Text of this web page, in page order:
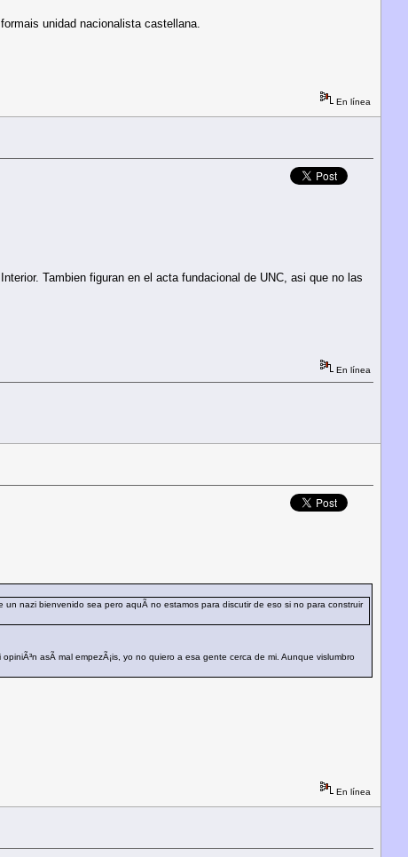
unidad nacionalista castellana.
En línea
Tambien figuran en el acta fundacional de UNC, asi que no las
En línea
nazi bienvenido sea pero aquÃ­ no estamos para discutir de eso si no para construir
opiniÃ³n asÃ­ mal empezÃ¡is, yo no quiero a esa gente cerca de mi. Aunque vislumbro
En línea